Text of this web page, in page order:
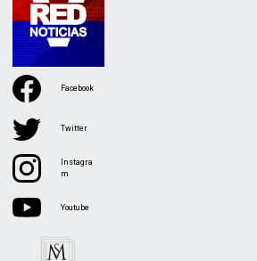
Facebook
Twitter
Instagra
m
Youtube